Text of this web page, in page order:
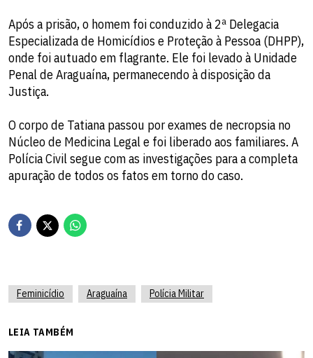
Após a prisão, o homem foi conduzido à 2ª Delegacia
Especializada de Homicídios e Proteção à Pessoa (DHPP),
onde foi autuado em flagrante. Ele foi levado à Unidade
Penal de Araguaína, permanecendo à disposição da
Justiça.
O corpo de Tatiana passou por exames de necropsia no
Núcleo de Medicina Legal e foi liberado aos familiares. A
Polícia Civil segue com as investigações para a completa
apuração de todos os fatos em torno do caso.
Feminicídio Araguaína Polícia Militar
LEIA TAMBÉM